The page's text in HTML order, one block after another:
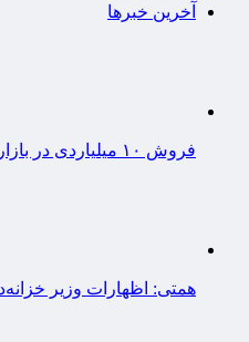
آخرین خبرها
فروش ۱۰ میلیاردی در بازارهای شبانه‌روزی صنایع
همتی: اظهارات وزیر